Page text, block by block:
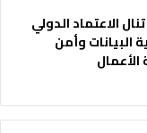
الاعتماد الدولي
البيانات وأمن